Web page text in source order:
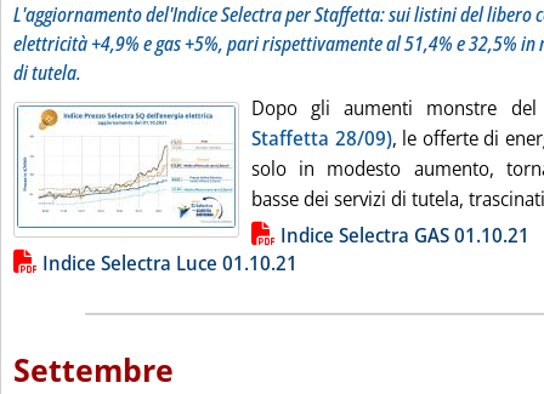
L'aggiornamento del'Indice Selectra per Staffetta: sui listini del libero
elettricità +4,9% e gas +5%, pari rispettivamente al 51,4% e 32,5%
di tutela.
Dopo gli aumenti monstre
Staffetta 28/09), le offerte di
solo in modesto aumento,
basse dei servizi di tutela,
Lista allegati PDF alla notiziaIndice Selectra GAS 01.10.21
Indice Selectra Luce 01.10.21
Settembre